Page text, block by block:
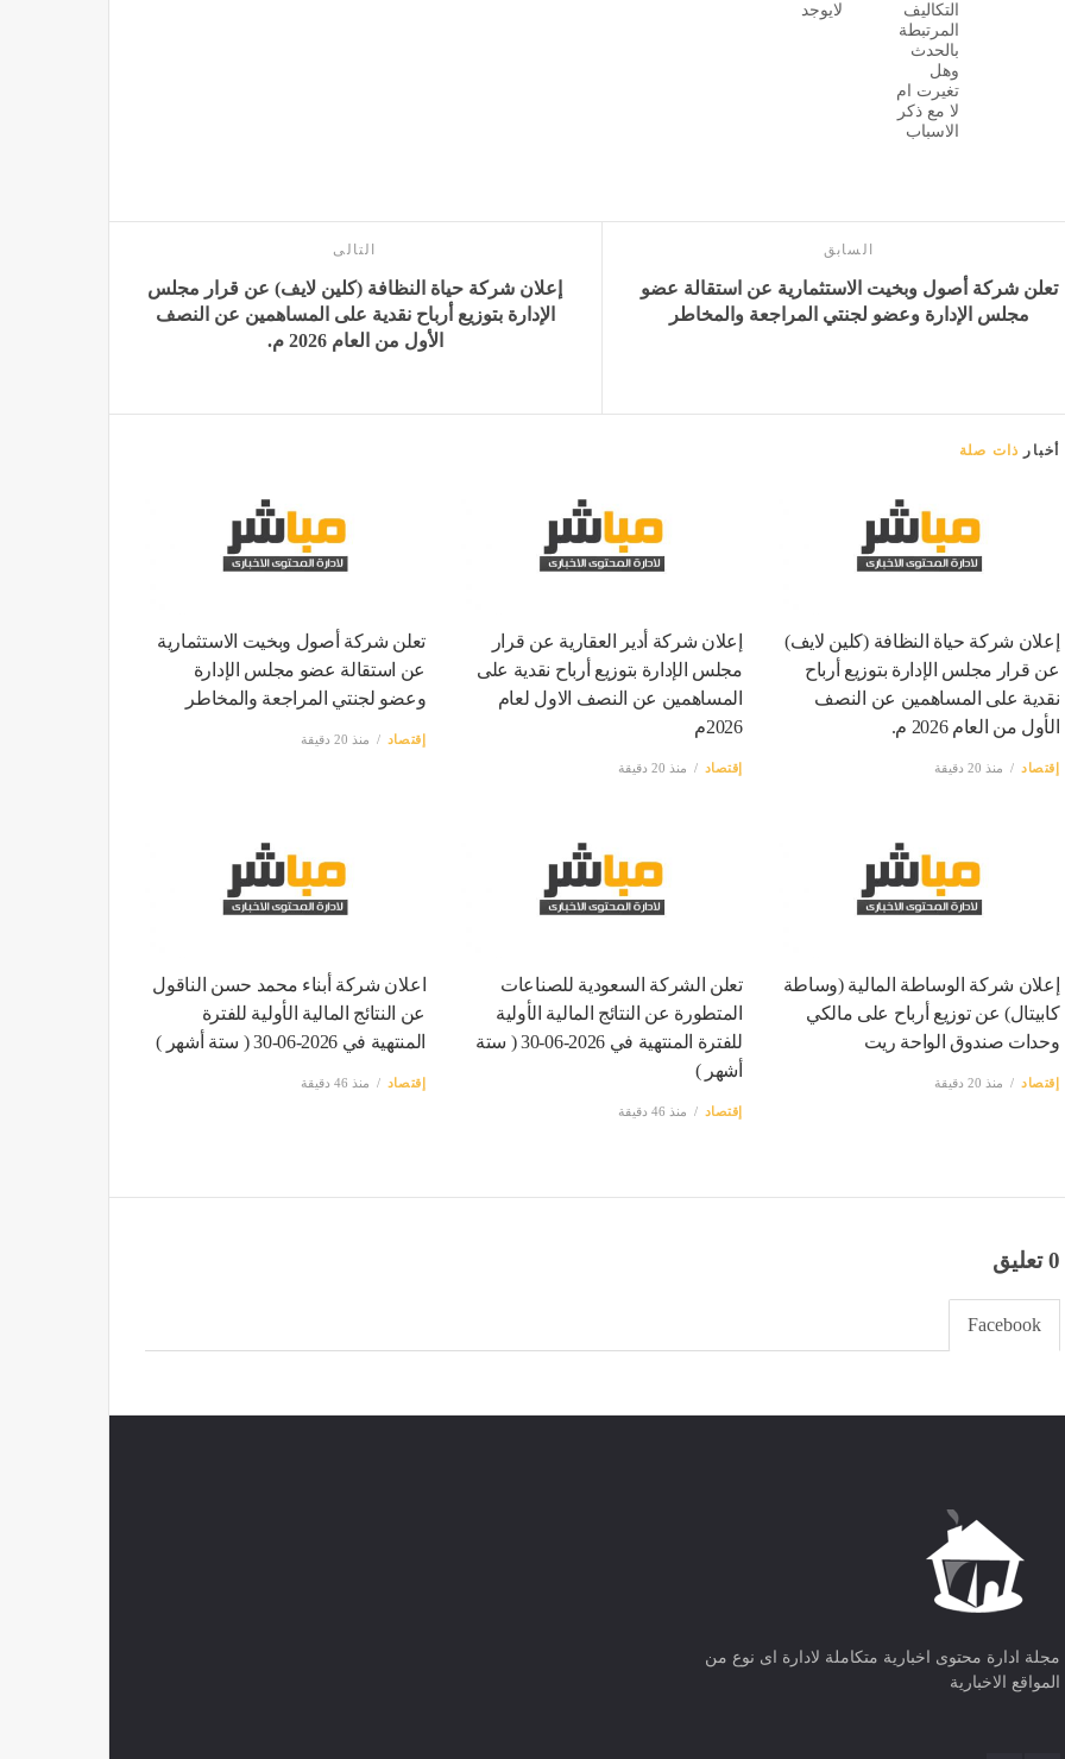
التكاليف
المرتبطة
بالحدث
وهل
تغيرت ام
لا مع ذكر
الاسباب
لايوجد
السابق
تعلن شركة أصول وبخيت الاستثمارية عن استقالة عضو
مجلس الإدارة وعضو لجنتي المراجعة والمخاطر
التالى
إعلان شركة حياة النظافة (كلين لايف) عن قرار مجلس
الإدارة بتوزيع أرباح نقدية على المساهمين عن النصف
الأول من العام 2026 م.
أخبار ذات صلة
إعلان شركة حياة النظافة (كلين لايف)
عن قرار مجلس الإدارة بتوزيع أرباح
نقدية على المساهمين عن النصف
الأول من العام 2026 م.
إقتصاد منذ 20 دقيقة
إعلان شركة أدير العقارية عن قرار
مجلس الإدارة بتوزيع أرباح نقدية على
المساهمين عن النصف الاول لعام
2026م
إقتصاد منذ 20 دقيقة
تعلن شركة أصول وبخيت الاستثمارية
عن استقالة عضو مجلس الإدارة
وعضو لجنتي المراجعة والمخاطر
إقتصاد منذ 20 دقيقة
إعلان شركة الوساطة المالية (وساطة
كابيتال) عن توزيع أرباح على مالكي
وحدات صندوق الواحة ريت
إقتصاد منذ 20 دقيقة
تعلن الشركة السعودية للصناعات
المتطورة عن النتائج المالية الأولية
للفترة المنتهية في 2026-06-30 ( ستة
أشهر )
إقتصاد منذ 46 دقيقة
اعلان شركة أبناء محمد حسن الناقول
عن النتائج المالية الأولية للفترة
المنتهية في 2026-06-30 ( ستة أشهر )
إقتصاد منذ 46 دقيقة
0 تعليق
Facebook
مجلة ادارة محتوى اخبارية متكاملة لادارة اى نوع من
المواقع الاخبارية